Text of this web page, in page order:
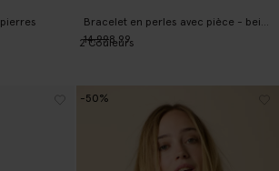
Bracelet en perles avec pièce - beige
14.998.99
2Couleurs
-50%